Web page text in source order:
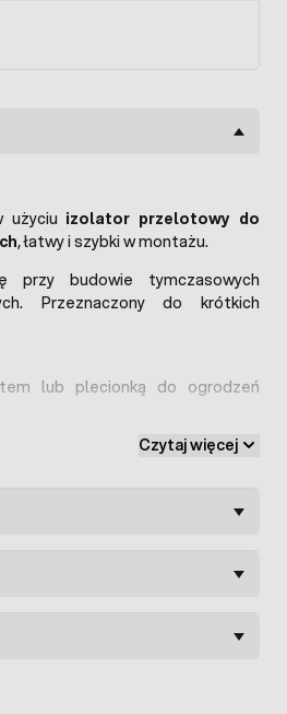
użyciu izolator przelotowy do
, łatwy i szybki w montażu.
przy budowie tymczasowych
Przeznaczony do krótkich
lub plecionką do ogrodzeń
Czytaj więcej